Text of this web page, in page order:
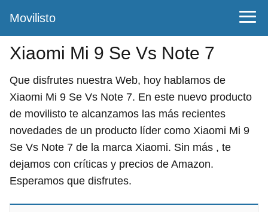
Movilisto
Xiaomi Mi 9 Se Vs Note 7
Que disfrutes nuestra Web, hoy hablamos de
Xiaomi Mi 9 Se Vs Note 7. En este nuevo producto
de movilisto te alcanzamos las más recientes
novedades de un producto líder como Xiaomi Mi 9
Se Vs Note 7 de la marca Xiaomi. Sin más , te
dejamos con críticas y precios de Amazon.
Esperamos que disfrutes.